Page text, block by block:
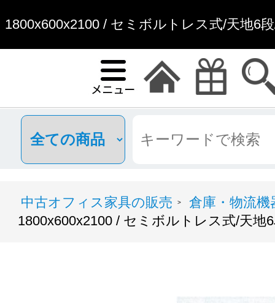
1800x600x2100 / セミボルトレス式/天地6
中古オフィス家具の販売 >
倉庫・物流機
1800x600x2100 / セミボルトレス式/天地